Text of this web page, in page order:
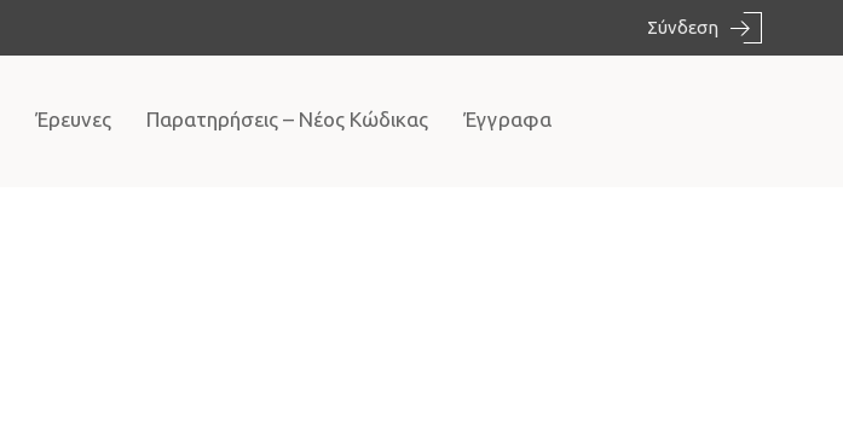
Σύνδεση
Έρευνες Παρατηρήσεις – Νέος Κώδικας Έγγραφα